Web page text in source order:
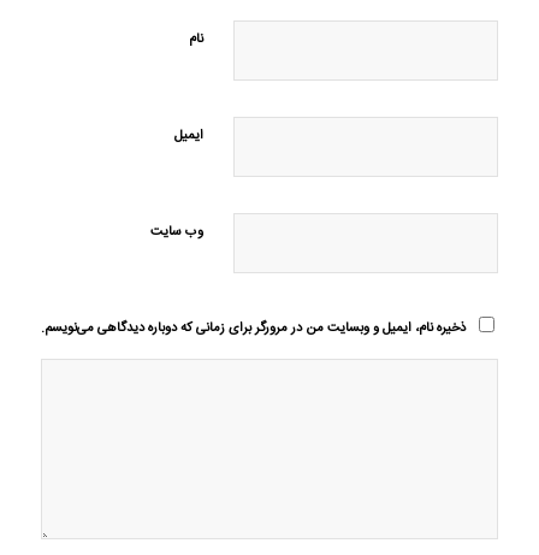
نام
ایمیل
وب‌ سایت
ذخیره نام، ایمیل و وبسایت من در مرورگر برای زمانی که دوباره دیدگاهی می‌نویسم.